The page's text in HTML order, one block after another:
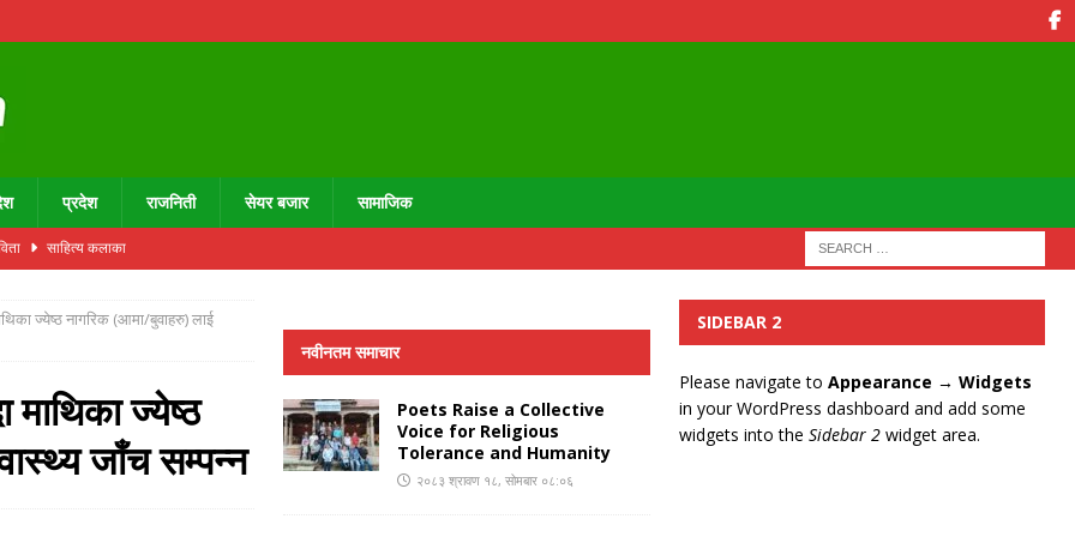
प्रदेश राजनिती सेयर बजार सामाजिक
साहित्य कलाका
स्वास्थ्य शिविर सम्पन्न, ३७७ जना लाभान्वित
स्वास्थ्य
थालाजुङमा डेन्टल क्याबिन उद्घाटन तथा निःशुल्क दन्त स्वास्थ्य शिविर सम्पन्न,
ज्येष्ठ नागरिक (आमा/बुवाहरु) लाई
माथिका ज्येष्ठ
जाँच सम्पन्न
नवीनतम समाचार
Poets Raise a Collective
Voice for Religious
Tolerance and Humanity
२०८३ श्रावण १८, सोमबार ०८:०६
SIDEBAR 2
Please navigate to Appearance → Widgets
in your WordPress dashboard and add some
widgets into the Sidebar 2widget area.